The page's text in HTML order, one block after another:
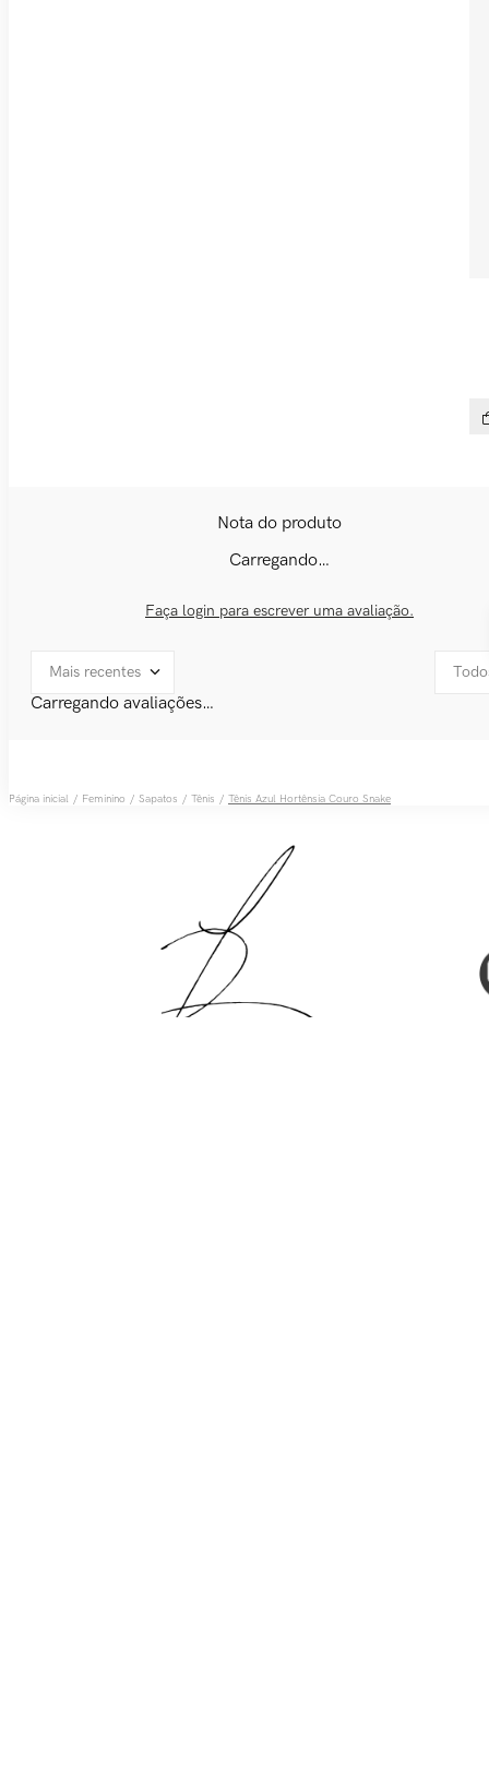
R$
Carregando…
Faça login para escrever uma avaliação.
Mais recentes
Carregando avaliações…
Feminino Sapatos Tênis Tênis Azul Hortênsia Couro Snake